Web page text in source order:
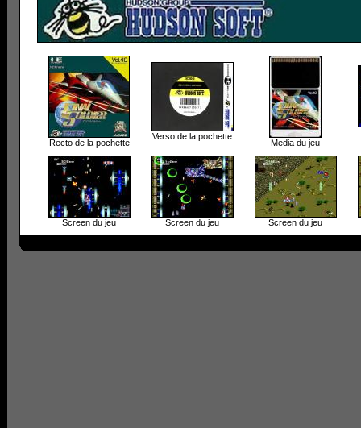
Recto de la pochette
Verso de la pochette
Media du jeu
Screen du jeu Screen du jeu Screen du jeu